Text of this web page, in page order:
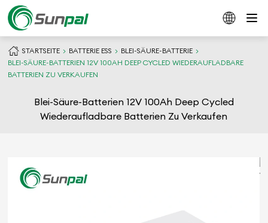
STARTSEITE BATTERIE ESS
BLEI-SÄURE-BATTERIE
BLEI-SÄURE-BATTERIEN 12V 100AH DEEP CYCLED WIEDERAUFLADBARE
BATTERIEN ZU VERKAUFEN
Blei-Säure-Batterien 12V 100Ah Deep Cycled
Wiederaufladbare Batterien Zu Verkaufen